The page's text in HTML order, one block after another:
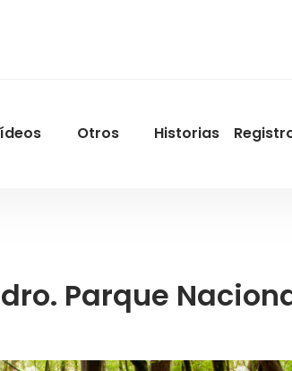
Menu
Otros Historias
Parque